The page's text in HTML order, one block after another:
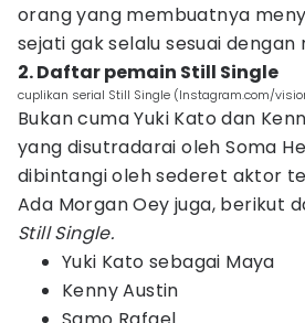
orang yang membuatnya
sejati gak selalu sesuai dengan
2. Daftar pemain Still Single
cuplikan serial Still Single (Instagram.com/
Bukan cuma Yuki Kato dan
yang disutradarai oleh Soma
dibintangi oleh sederet aktor
Ada Morgan Oey juga, berikut
Still Single.
Yuki Kato sebagai Maya
Kenny Austin